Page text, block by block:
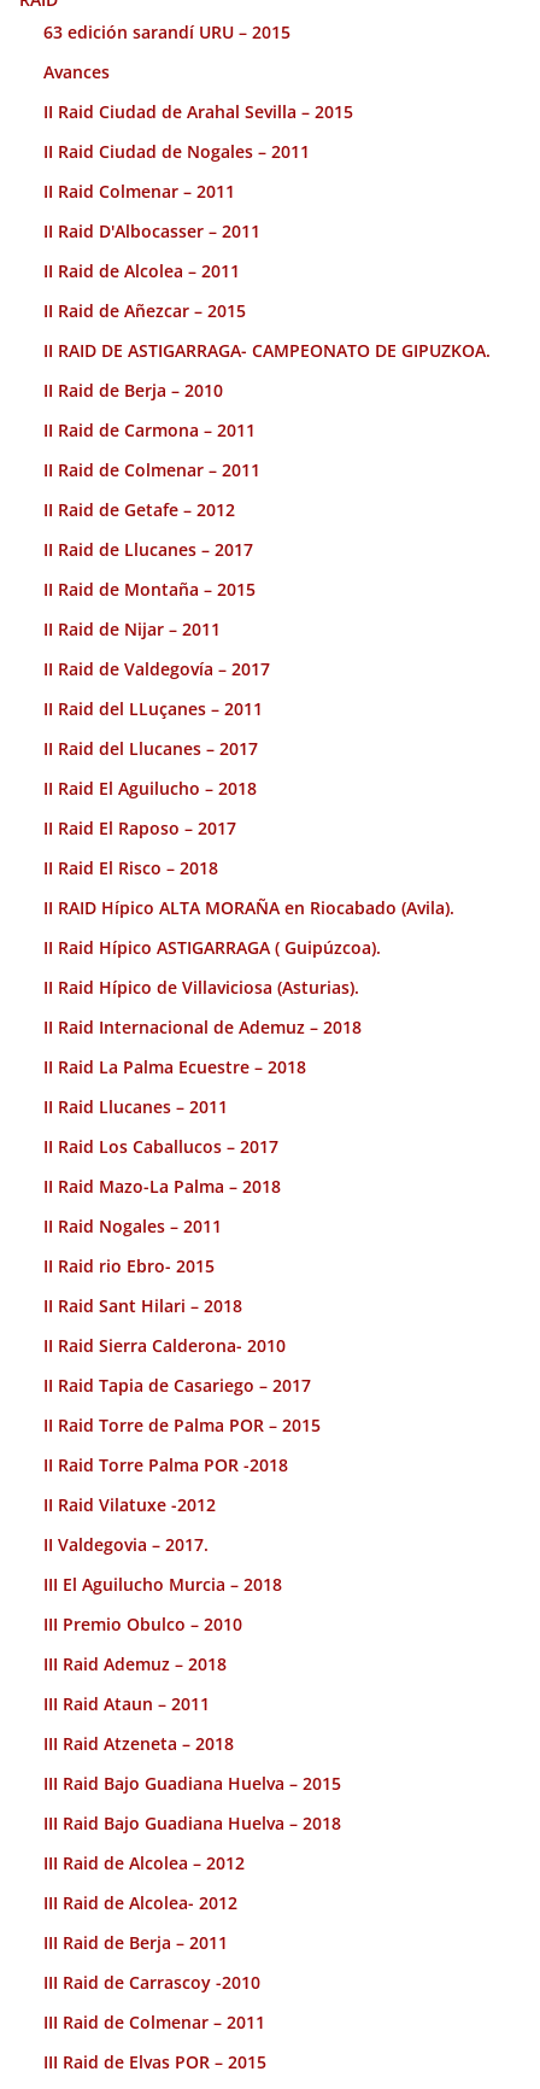
63 edición sarandí URU – 2015
Avances
II Raid Ciudad de Arahal Sevilla – 2015
II Raid Ciudad de Nogales – 2011
II Raid Colmenar – 2011
II Raid D'Albocasser – 2011
II Raid de Alcolea – 2011
II Raid de Añezcar – 2015
II RAID DE ASTIGARRAGA- CAMPEONATO DE GIPUZKOA.
II Raid de Berja – 2010
II Raid de Carmona – 2011
II Raid de Colmenar – 2011
II Raid de Getafe – 2012
II Raid de Llucanes – 2017
II Raid de Montaña – 2015
II Raid de Nijar – 2011
II Raid de Valdegovía – 2017
II Raid del LLuçanes – 2011
II Raid del Llucanes – 2017
II Raid El Aguilucho – 2018
II Raid El Raposo – 2017
II Raid El Risco – 2018
II RAID Hípico ALTA MORAÑA en Riocabado (Avila).
II Raid Hípico ASTIGARRAGA ( Guipúzcoa).
II Raid Hípico de Villaviciosa (Asturias).
II Raid Internacional de Ademuz – 2018
II Raid La Palma Ecuestre – 2018
II Raid Llucanes – 2011
II Raid Los Caballucos – 2017
II Raid Mazo-La Palma – 2018
II Raid Nogales – 2011
II Raid rio Ebro- 2015
II Raid Sant Hilari – 2018
II Raid Sierra Calderona- 2010
II Raid Tapia de Casariego – 2017
II Raid Torre de Palma POR – 2015
II Raid Torre Palma POR -2018
II Raid Vilatuxe -2012
II Valdegovia – 2017.
III El Aguilucho Murcia – 2018
III Premio Obulco – 2010
III Raid Ademuz – 2018
III Raid Ataun – 2011
III Raid Atzeneta – 2018
III Raid Bajo Guadiana Huelva – 2015
III Raid Bajo Guadiana Huelva – 2018
III Raid de Alcolea – 2012
III Raid de Alcolea- 2012
III Raid de Berja – 2011
III Raid de Carrascoy -2010
III Raid de Colmenar – 2011
III Raid de Elvas POR – 2015